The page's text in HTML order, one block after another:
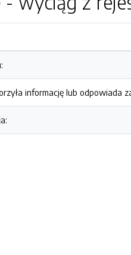
informację lub odpowiada